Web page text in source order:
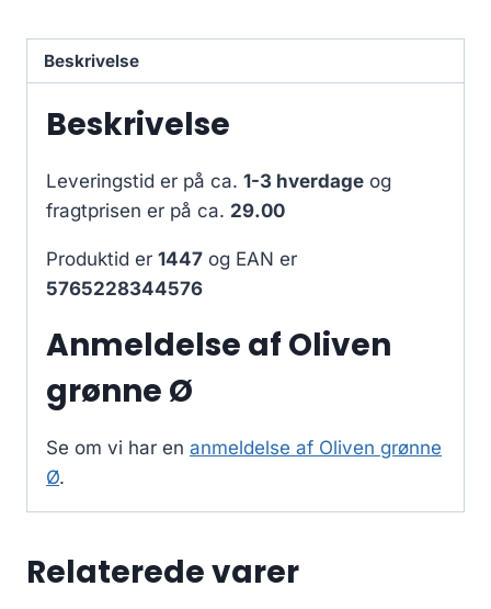
Beskrivelse
Beskrivelse
Leveringstid er på ca. 1-3 hverdage og
fragtprisen er på ca. 29.00
Produktid er 1447 og EAN er
5765228344576
Anmeldelse af Oliven
grønne Ø
Se om vi har en anmeldelse af Oliven grønne
Ø.
Relaterede varer